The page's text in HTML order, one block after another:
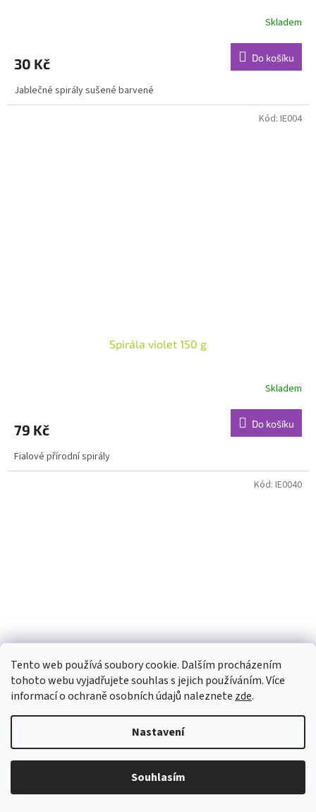
Tento web používá soubory cookie. Dalším procházením
tohoto webu vyjadřujete souhlas s jejich používáním. Více
informací o ochraně osobních údajů naleznete zde.
Nastavení
Souhlasím
Skladem
30 Kč Do košíku
Jablečné spirály sušené barvené
Spirála violet 150 g
Skladem
79 Kč Do košíku
Fialové přírodní spirály
Kód: IE004
30 Kč
Kód: IE0040